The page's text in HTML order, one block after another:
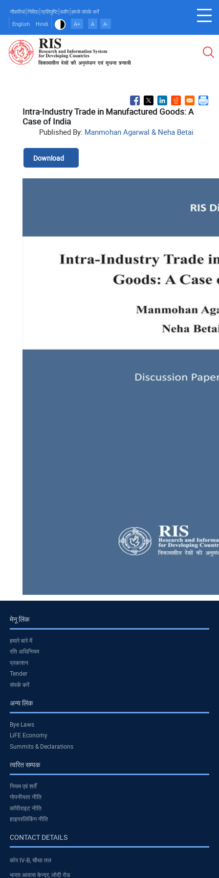
main
content
नौकरियां निविदा प्रतिपुष्टि ब्लॉग हमसे संपर्क करें
English
Hindi A+ A A-
Intra-Industry Trade in Manufactured Goods: A
Case of India
Published By: Manmohan Agarwal & Neha Betai
Download
मेनू लिंक
हमारे बारे में
रति अधिनियम
प्रकाशन
Tender
संपर्क करें
अन्य लिंक
Bye Laws
LiFE Economy
Summits & Declarations
त्वरित सम्पक
नियम एवं शर्तें
गोपनीयता नीति
कॉपीराइट नीति
हाइपरलिंकिंग नीति
CONTACT DETAILS
कोर IV-B, चौथा तल
भारत आवास केन्द्र, लोदी रोड